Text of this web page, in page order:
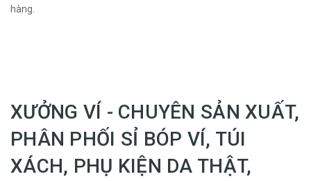
hàng.
XƯỞNG VÍ - CHUYÊN SẢN XUẤT,
PHÂN PHỐI SỈ BÓP VÍ, TÚI
XÁCH, PHỤ KIỆN DA THẬT,